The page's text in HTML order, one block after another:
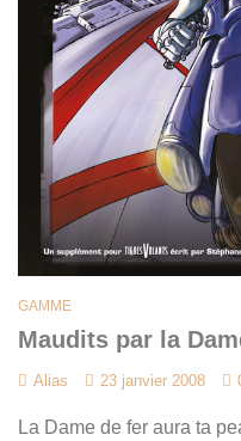
GAMME
Maudits par la
Alias 23 janvier 2008
La Dame de fer aura ta